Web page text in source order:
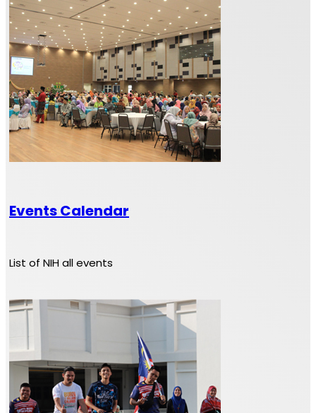
Events Calendar
List of NIH all events